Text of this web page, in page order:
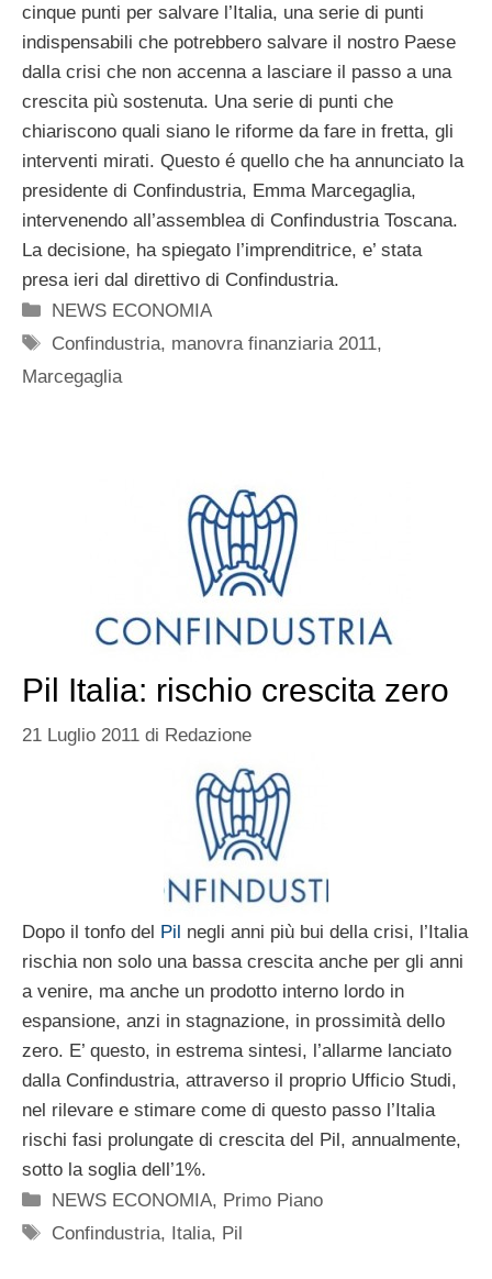
cinque punti per salvare l’Italia, una serie di punti
indispensabili che potrebbero salvare il nostro Paese
dalla crisi che non accenna a lasciare il passo a una
crescita più sostenuta. Una serie di punti che
chiariscono quali siano le riforme da fare in fretta, gli
interventi mirati. Questo é quello che ha annunciato la
presidente di Confindustria, Emma Marcegaglia,
intervenendo all’assemblea di Confindustria Toscana.
La decisione, ha spiegato l’imprenditrice, e’ stata
presa ieri dal direttivo di Confindustria.
Categorie
NEWS ECONOMIA
Tag
Confindustria, manovra finanziaria 2011,
Marcegaglia
Pil Italia: rischio crescita zero
21 Luglio 2011 di Redazione
Dopo il tonfo del Pil negli anni più bui della crisi, l’Italia
rischia non solo una bassa crescita anche per gli anni
a venire, ma anche un prodotto interno lordo in
espansione, anzi in stagnazione, in prossimità dello
zero. E’ questo, in estrema sintesi, l’allarme lanciato
dalla Confindustria, attraverso il proprio Ufficio Studi,
nel rilevare e stimare come di questo passo l’Italia
rischi fasi prolungate di crescita del Pil, annualmente,
sotto la soglia dell’1%.
Categorie
NEWS ECONOMIA, Primo Piano
Tag
Confindustria, Italia, Pil